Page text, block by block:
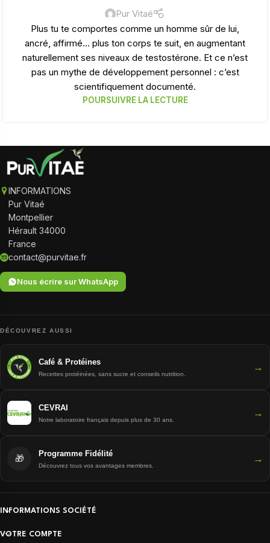
Pur Vitaé
Plus tu te comportes comme un homme sûr de lui,
ancré, affirmé… plus ton corps te suit, en augmentant
naturellement ses niveaux de testostérone. Et ce n’est
pas un mythe de développement personnel : c’est
scientifiquement documenté.
POURSUIVRE LA LECTURE
INFORMATIONS
Pur Vitaé
Montpellier
Hérault 34000
France
contact@purvitae.fr
Nous écrire sur WhatsApp
DÉCOUVREZ AUSSI
Café & Protéines
Recettes protéinées, sans sucre et conseils nutrition.
→
CEVRAI
Notre laboratoire français depuis plus de 30 ans.
→
🎁 Programme Fidélité
Découvrez tous vos avantages membres.
→
INFORMATIONS SOCIÉTÉ
VOTRE COMPTE